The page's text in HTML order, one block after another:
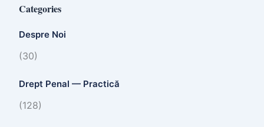
Categories
Despre Noi
(30)
Drept Penal — Practică
(128)